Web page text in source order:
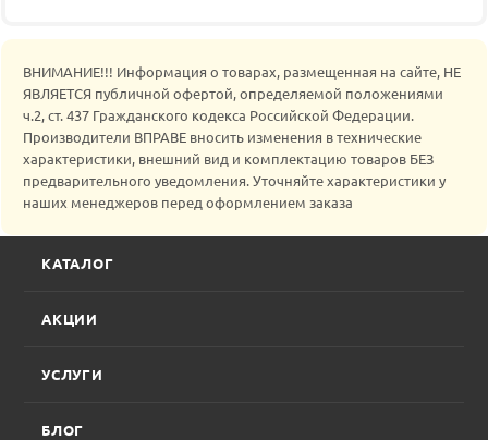
ВНИМАНИЕ!!! Информация о товарах, размещенная на сайте, НЕ
ЯВЛЯЕТСЯ публичной офертой, определяемой положениями
ч.2, ст. 437 Гражданского кодекса Российской Федерации.
Производители ВПРАВЕ вносить изменения в технические
характеристики, внешний вид и комплектацию товаров БЕЗ
предварительного уведомления. Уточняйте характеристики у
наших менеджеров перед оформлением заказа
КАТАЛОГ
АКЦИИ
УСЛУГИ
БЛОГ